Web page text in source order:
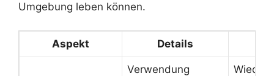
Umgebung leben können.
Aspekt Details
Verwendung